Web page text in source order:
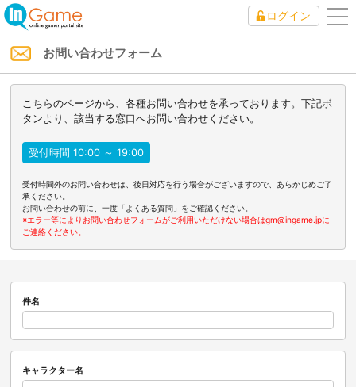
ログイン
お問い合わせフォーム
こちらのページから、各種お問い合わせを承っております。下記ボ
タンより、該当する窓口へお問い合わせください。
受付時間 10:00 ～ 19:00
受付時間外のお問い合わせは、後日対応を行う場合がございますので、あらかじめご了
承ください。
お問い合わせの前に、一度「よくある質問」をご確認ください。
※エラー等によりお問い合わせフォームがご利用いただけない場合はgm@ingame.jpに
ご連絡ください。
件名
キャラクター名